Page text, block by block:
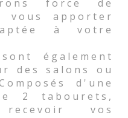
force de
vous apporter
à votre
également
des salons ou
d'une
2 tabourets,
vos